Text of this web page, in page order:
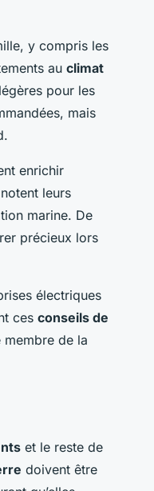
y compris les
au climat
pour les
mais
enrichir
leurs
marine. De
précieux lors
électriques
ces conseils de
membre de la
et le reste de
doivent être